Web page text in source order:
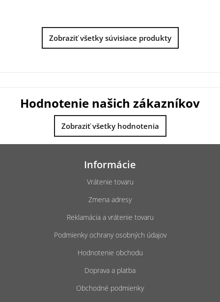
Zobraziť všetky súvisiace produkty
Hodnotenie našich zákazníkov
Zobraziť všetky hodnotenia
Informácie
Vrátenie tovaru
Zmena adresy
Reklamácia a vrátenie tovaru
Podmienky ochrany osobných údajov
Hodnotenie obchodu
Doprava a platba
Obchodné podmienky